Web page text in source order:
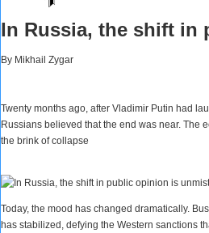
In Russia, the shift in
By Mikhail Zygar
Twenty months ago, after Vladimir Putin had
Russians believed that the end was near. The
the brink of collapse
Today, the mood has changed dramatically.
has stabilized, defying the Western sanctions